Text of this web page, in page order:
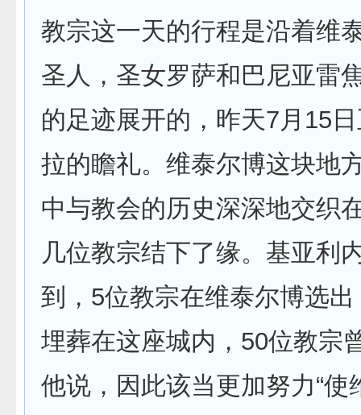
教宗这一天的行程是沿着维
圣人，圣女罗萨和巴尼亚雷
的足迹展开的，昨天7月15
拉的瞻礼。维泰尔博这块地
中与教会的历史深深地交织
几位教宗结下了缘。基亚利
到，5位教宗在维泰尔博选
埋葬在这座城内，50位教宗
他说，因此该当更加努力“使